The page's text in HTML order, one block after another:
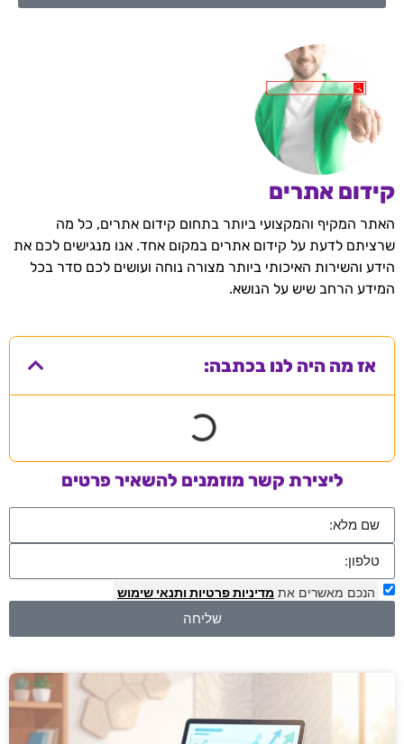
קידום אתרים
האתר המקיף והמקצועי ביותר בתחום קידום אתרים, כל מה
שרציתם לדעת על קידום אתרים במקום אחד. אנו מנגישים לכם את
הידע והשירות האיכותי ביותר מצורה נוחה ועושים לכם סדר בכל
המידע הרחב שיש על הנושא.
אז מה היה לנו בכתבה:
ליצירת קשר מוזמנים להשאיר פרטים
הנכם מאשרים את מדיניות פרטיות ותנאי שימוש
שליחה